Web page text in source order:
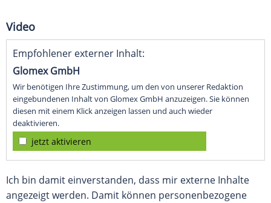
Video
Empfohlener externer Inhalt:
Glomex GmbH
Wir benötigen Ihre Zustimmung, um den von unserer Redaktion
eingebundenen Inhalt von Glomex GmbH anzuzeigen. Sie können
diesen mit einem Klick anzeigen lassen und auch wieder
deaktivieren.
jetzt aktivieren
Ich bin damit einverstanden, dass mir externe Inhalte
angezeigt werden. Damit können personenbezogene